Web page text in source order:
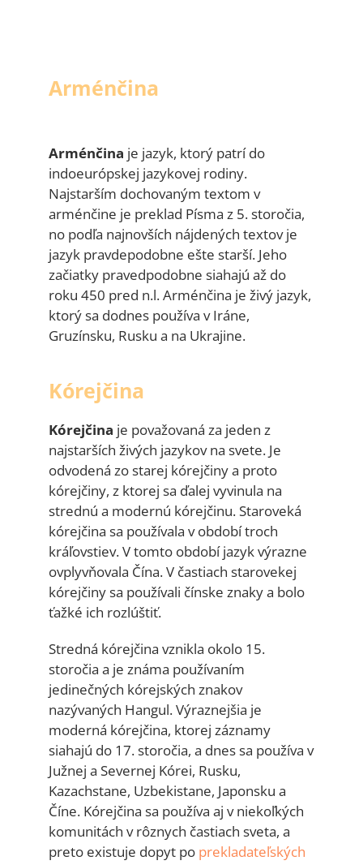
Arménčina
Arménčina je jazyk, ktorý patrí do
indoeurópskej jazykovej rodiny.
Najstarším dochovaným textom v
arménčine je preklad Písma z 5. storočia,
no podľa najnovších nájdených textov je
jazyk pravdepodobne ešte starší. Jeho
začiatky pravedpodobne siahajú až do
roku 450 pred n.l. Arménčina je živý jazyk,
ktorý sa dodnes používa v Iráne,
Gruzínsku, Rusku a na Ukrajine.
Kórejčina
Kórejčina je považovaná za jeden z
najstarších živých jazykov na svete. Je
odvodená zo starej kórejčiny a proto
kórejčiny, z ktorej sa ďalej vyvinula na
strednú a modernú kórejčinu. Staroveká
kórejčina sa používala v období troch
kráľovstiev. V tomto období jazyk výrazne
ovplyvňovala Čína. V častiach starovekej
kórejčiny sa používali čínske znaky a bolo
ťažké ich rozlúštiť.
Stredná kórejčina vznikla okolo 15.
storočia a je známa používaním
jedinečných kórejských znakov
nazývaných Hangul. Výraznejšia je
moderná kórejčina, ktorej záznamy
siahajú do 17. storočia, a dnes sa používa v
Južnej a Severnej Kórei, Rusku,
Kazachstane, Uzbekistane, Japonsku a
Číne. Kórejčina sa používa aj v niekoľkých
komunitách v rôznych častiach sveta, a
preto existuje dopyt po prekladateľských